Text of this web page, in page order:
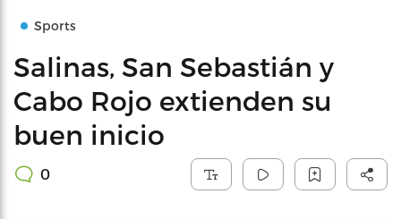
Sports
Salinas, San Sebastián y
Cabo Rojo extienden su
buen inicio
0